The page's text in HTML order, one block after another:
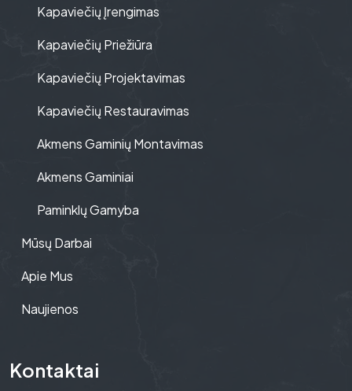
Kapaviečių Įrengimas
Kapaviečių Priežiūra
Kapaviečių Projektavimas
Kapaviečių Restauravimas
Akmens Gaminių Montavimas
Akmens Gaminiai
Paminklų Gamyba
Mūsų Darbai
Apie Mus
Naujienos
Kontaktai